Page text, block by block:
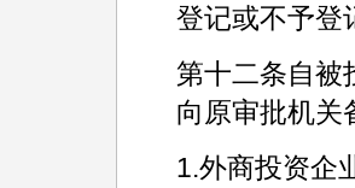
登记或不予登
第十二条自被
向原审批机关
1.外商投资企